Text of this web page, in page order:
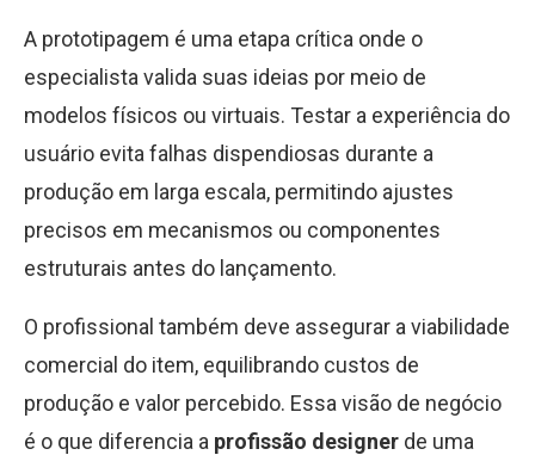
A prototipagem é uma etapa crítica onde o
especialista valida suas ideias por meio de
modelos físicos ou virtuais. Testar a experiência do
usuário evita falhas dispendiosas durante a
produção em larga escala, permitindo ajustes
precisos em mecanismos ou componentes
estruturais antes do lançamento.
O profissional também deve assegurar a viabilidade
comercial do item, equilibrando custos de
produção e valor percebido. Essa visão de negócio
é o que diferencia a profissão designer de uma